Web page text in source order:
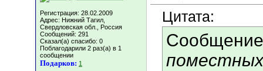
Регистрация: 28.02.2009
Адрес: Нижний Тагил,
Свердловская обл., Россия
Сообщений: 291
Сказал(а) спасибо: 0
Поблагодарили 2 раз(а) в 1
сообщении
Подарков: 1
Цитата:
поместных